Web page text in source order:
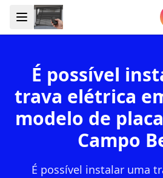
É possível
trava elétrica
modelo de
Campo
É possível instalar uma